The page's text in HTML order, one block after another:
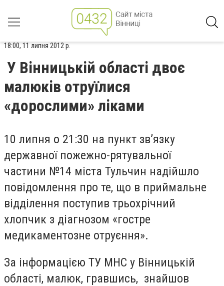
18:00, 11 липня 2012 р.
У Вінницькій області двоє
малюків отруїлися
«дорослими» ліками
10 липня о 21:30 на пункт зв’язку
державної пожежно-рятувальної
частини №14 міста Тульчин надійшло
повідомлення про те, що в приймальне
відділення поступив трьохрічний
хлопчик з діагнозом «гостре
медикаментозне отруєння».
За інформацією ТУ МНС у Вінницькій
області, малюк, гравшись, знайшов